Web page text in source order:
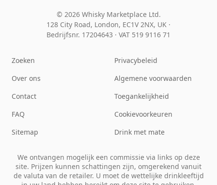
© 2026 Whisky Marketplace Ltd.
128 City Road, London, EC1V 2NX, UK ·
Bedrijfsnr. 17204643 · VAT 519 9116 71
Zoeken
Over ons
Contact
FAQ
Sitemap
Privacybeleid
Algemene voorwaarden
Toegankelijkheid
Cookievoorkeuren
Drink met mate
We ontvangen mogelijk een commissie via links op deze
site. Prijzen kunnen schattingen zijn, omgerekend vanuit
de valuta van de retailer. U moet de wettelijke drinkleeftijd